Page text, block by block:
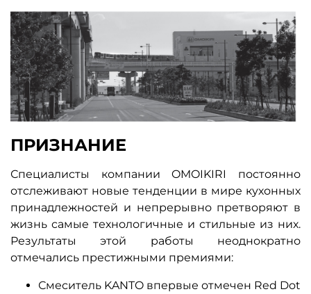
ПРИЗНАНИЕ
Специалисты компании OMOIKIRI постоянно
отслеживают новые тенденции в мире кухонных
принадлежностей и непрерывно претворяют в
жизнь самые технологичные и стильные из них.
Результаты этой работы неоднократно
отмечались престижными премиями:
Смеситель KANTO впервые отмечен Red Dot